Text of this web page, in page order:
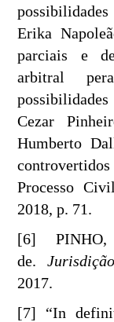
Erika
parciais e
arbitral
Cezar
Humberto
Processo
2018, p. 71.
[6] PINHO,
de.
2017.
[7] “In